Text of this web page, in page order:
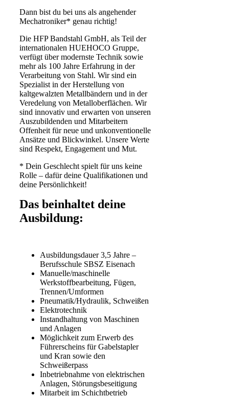
Dann bist du bei uns als angehender
Mechatroniker* genau richtig!
Die HFP Bandstahl GmbH, als Teil der
internationalen HUEHOCO Gruppe,
verfügt über modernste Technik sowie
mehr als 100 Jahre Erfahrung in der
Verarbeitung von Stahl. Wir sind ein
Spezialist in der Herstellung von
kaltgewalzten Metallbändern und in der
Veredelung von Metalloberflächen. Wir
sind innovativ und erwarten von unseren
Auszubildenden und Mitarbeitern
Offenheit für neue und unkonventionelle
Ansätze und Blickwinkel. Unsere Werte
sind Respekt, Engagement und Mut.
* Dein Geschlecht spielt für uns keine
Rolle – dafür deine Qualifikationen und
deine Persönlichkeit!
Das beinhaltet deine
Ausbildung:
Ausbildungsdauer 3,5 Jahre –
Berufsschule SBSZ Eisenach
Manuelle/maschinelle
Werkstoffbearbeitung, Fügen,
Trennen/Umformen
Pneumatik/Hydraulik, Schweißen
Elektrotechnik
Instandhaltung von Maschinen
und Anlagen
Möglichkeit zum Erwerb des
Führerscheins für Gabelstapler
und Kran sowie den
Schweißerpass
Inbetriebnahme von elektrischen
Anlagen, Störungsbeseitigung
Mitarbeit im Schichtbetrieb